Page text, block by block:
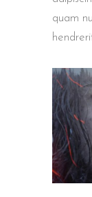
quam